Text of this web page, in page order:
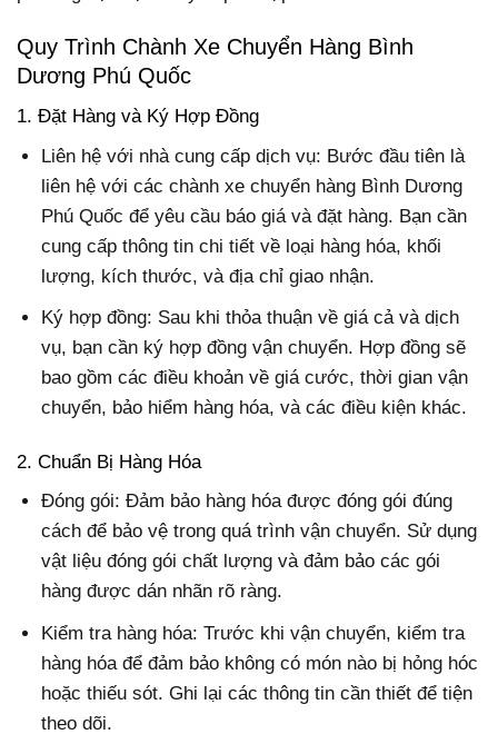
Quy Trình Chành Xe Chuyển Hàng Bình
Dương Phú Quốc
1. Đặt Hàng và Ký Hợp Đồng
Liên hệ với nhà cung cấp dịch vụ: Bước đầu tiên là
liên hệ với các chành xe chuyển hàng Bình Dương
Phú Quốc để yêu cầu báo giá và đặt hàng. Bạn cần
cung cấp thông tin chi tiết về loại hàng hóa, khối
lượng, kích thước, và địa chỉ giao nhận.
Ký hợp đồng: Sau khi thỏa thuận về giá cả và dịch
vụ, bạn cần ký hợp đồng vận chuyển. Hợp đồng sẽ
bao gồm các điều khoản về giá cước, thời gian vận
chuyển, bảo hiểm hàng hóa, và các điều kiện khác.
2. Chuẩn Bị Hàng Hóa
Đóng gói: Đảm bảo hàng hóa được đóng gói đúng
cách để bảo vệ trong quá trình vận chuyển. Sử dụng
vật liệu đóng gói chất lượng và đảm bảo các gói
hàng được dán nhãn rõ ràng.
Kiểm tra hàng hóa: Trước khi vận chuyển, kiểm tra
hàng hóa để đảm bảo không có món nào bị hỏng hóc
hoặc thiếu sót. Ghi lại các thông tin cần thiết để tiện
theo dõi.